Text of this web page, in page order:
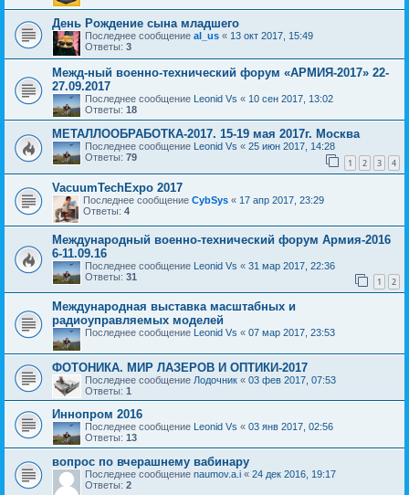
День Рождение сына младшего
Последнее сообщение al_us « 13 окт 2017, 15:49
Ответы: 3
Межд-ный военно-технический форум «АРМИЯ-2017» 22-
27.09.2017
Последнее сообщение Leonid Vs « 10 сен 2017, 13:02
Ответы: 18
МЕТАЛЛООБРАБОТКА-2017. 15-19 мая 2017г. Москва
Последнее сообщение Leonid Vs « 25 июн 2017, 14:28
Ответы: 79 1 2 3 4
VacuumTechExpo 2017
Последнее сообщение CybSys « 17 апр 2017, 23:29
Ответы: 4
Международный военно-технический форум Армия-2016
6-11.09.16
Последнее сообщение Leonid Vs « 31 мар 2017, 22:36
Ответы: 31 1 2
Международная выставка масштабных и
радиоуправляемых моделей
Последнее сообщение Leonid Vs « 07 мар 2017, 23:53
ФОТОНИКА. МИР ЛАЗЕРОВ И ОПТИКИ-2017
Последнее сообщение Лодочник « 03 фев 2017, 07:53
Ответы: 1
Иннопром 2016
Последнее сообщение Leonid Vs « 03 янв 2017, 02:56
Ответы: 13
вопрос по вчерашнему вабинару
Последнее сообщение naumov.a.i « 24 дек 2016, 19:17
Ответы: 2